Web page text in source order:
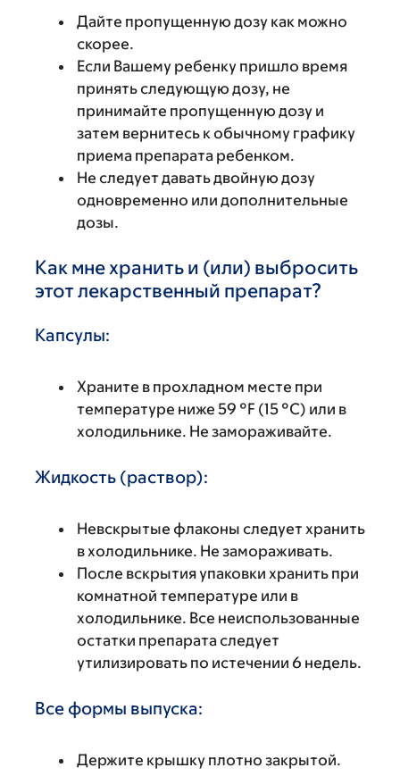
Дайте пропущенную дозу как можно
скорее.
Если Вашему ребенку пришло время
принять следующую дозу, не
принимайте пропущенную дозу и
затем вернитесь к обычному графику
приема препарата ребенком.
Не следует давать двойную дозу
одновременно или дополнительные
дозы.
Как мне хранить и (или) выбросить
этот лекарственный препарат?
Капсулы:
Храните в прохладном месте при
температуре ниже 59 °F (15 °C) или в
холодильнике. Не замораживайте.
Жидкость (раствор):
Невскрытые флаконы следует хранить
в холодильнике. Не замораживать.
После вскрытия упаковки хранить при
комнатной температуре или в
холодильнике. Все неиспользованные
остатки препарата следует
утилизировать по истечении 6 недель.
Все формы выпуска:
Держите крышку плотно закрытой.